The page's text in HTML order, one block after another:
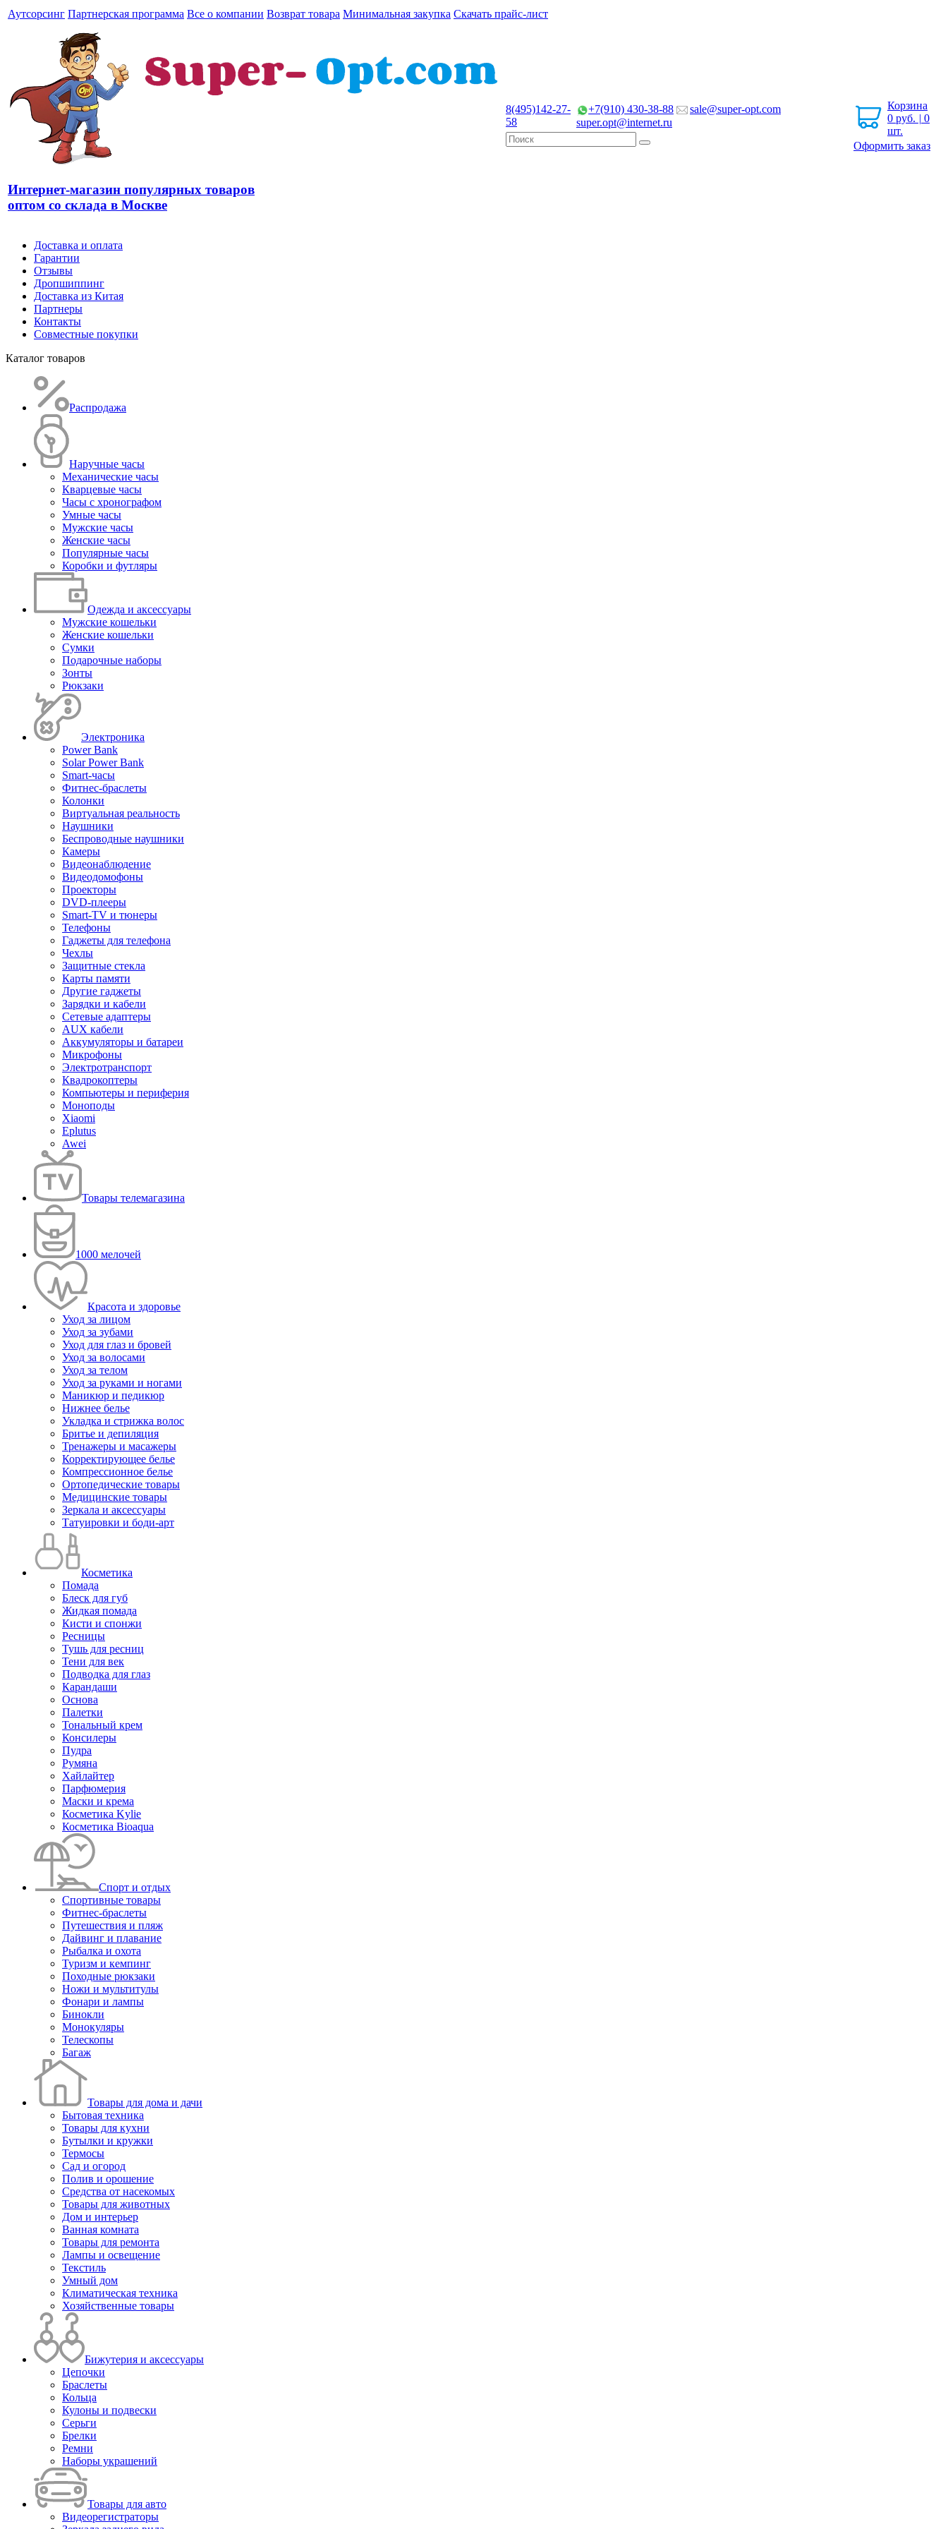
Аутсорсинг Партнерская программа Все о компании Возврат товара Минимальная закупка Скачать прайс-лист
Интернет-магазин популярных товаров
оптом со склада в Москве
8(495)142-27-
58
+7(910) 430-38-88
sale@super-opt.com
super.opt@internet.ru
Корзина
0 руб. | 0
шт.
Оформить заказ
Доставка и оплата
Гарантии
Отзывы
Дропшиппинг
Доставка из Китая
Партнеры
Контакты
Совместные покупки
Каталог товаров
Распродажа
Наручные часы
Механические часы
Кварцевые часы
Часы с хронографом
Умные часы
Мужские часы
Женские часы
Популярные часы
Коробки и футляры
Одежда и аксессуары
Мужские кошельки
Женские кошельки
Сумки
Подарочные наборы
Зонты
Рюкзаки
Электроника
Power Bank
Solar Power Bank
Smart-часы
Фитнес-браслеты
Колонки
Виртуальная реальность
Наушники
Беспроводные наушники
Камеры
Видеонаблюдение
Видеодомофоны
Проекторы
DVD-плееры
Smart-TV и тюнеры
Телефоны
Гаджеты для телефона
Чехлы
Защитные стекла
Карты памяти
Другие гаджеты
Зарядки и кабели
Сетевые адаптеры
AUX кабели
Аккумуляторы и батареи
Микрофоны
Электротранспорт
Квадрокоптеры
Компьютеры и периферия
Моноподы
Xiaomi
Eplutus
Awei
Товары телемагазина
1000 мелочей
Красота и здоровье
Уход за лицом
Уход за зубами
Уход для глаз и бровей
Уход за волосами
Уход за телом
Уход за руками и ногами
Маникюр и педикюр
Нижнее белье
Укладка и стрижка волос
Бритье и депиляция
Тренажеры и масажеры
Корректирующее белье
Компрессионное белье
Ортопедические товары
Медицинские товары
Зеркала и аксессуары
Татуировки и боди-арт
Косметика
Помада
Блеск для губ
Жидкая помада
Кисти и спонжи
Ресницы
Тушь для ресниц
Тени для век
Подводка для глаз
Карандаши
Основа
Палетки
Тональный крем
Консилеры
Пудра
Румяна
Хайлайтер
Парфюмерия
Маски и крема
Косметика Kylie
Косметика Bioaqua
Спорт и отдых
Спортивные товары
Фитнес-браслеты
Путешествия и пляж
Дайвинг и плавание
Рыбалка и охота
Туризм и кемпинг
Походные рюкзаки
Ножи и мультитулы
Фонари и лампы
Бинокли
Монокуляры
Телескопы
Багаж
Товары для дома и дачи
Бытовая техника
Товары для кухни
Бутылки и кружки
Термосы
Сад и огород
Полив и орошение
Средства от насекомых
Товары для животных
Дом и интерьер
Ванная комната
Товары для ремонта
Лампы и освещение
Текстиль
Умный дом
Климатическая техника
Хозяйственные товары
Бижутерия и аксессуары
Цепочки
Браслеты
Кольца
Кулоны и подвески
Серьги
Брелки
Ремни
Наборы украшений
Товары для авто
Видеорегистраторы